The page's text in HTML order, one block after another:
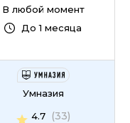
В любой момент
До 1 месяца
Умназия
4.7
(33)